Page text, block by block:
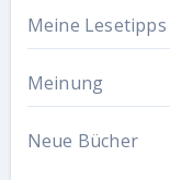
Meine Lesetipps
Meinung
Neue Bücher